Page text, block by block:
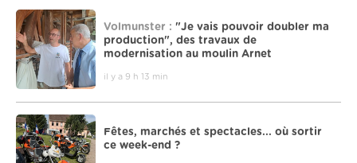
Volmunster : "Je vais pouvoir doubler ma
production", des travaux de
modernisation au moulin Arnet
il y a 9 h 13 min
Fêtes, marchés et spectacles... où sortir
ce week-end ?